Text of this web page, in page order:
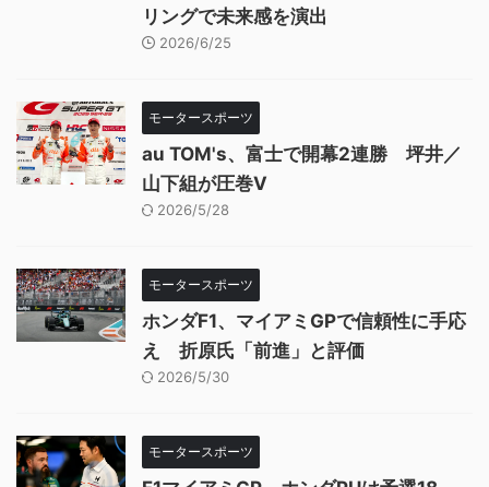
リングで未来感を演出
2026/6/25
モータースポーツ
au TOM's、富士で開幕2連勝 坪井／
山下組が圧巻V
2026/5/28
モータースポーツ
ホンダF1、マイアミGPで信頼性に手応
え 折原氏「前進」と評価
2026/5/30
モータースポーツ